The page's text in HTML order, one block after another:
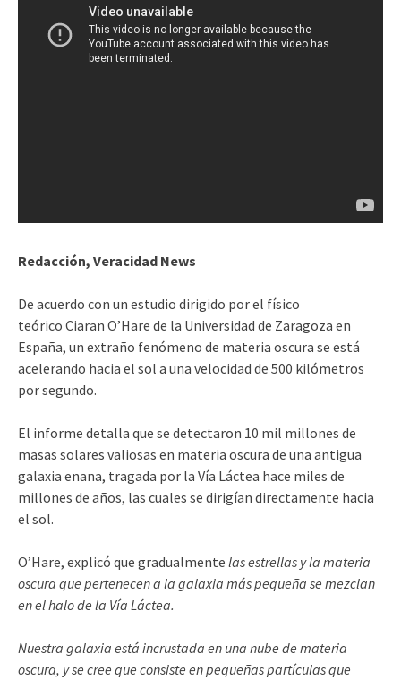
Redacción, Veracidad News
De acuerdo con un estudio dirigido por el físico
teórico Ciaran O’Hare de la Universidad de Zaragoza en
España, un extraño fenómeno de materia oscura se está
acelerando hacia el sol a una velocidad de 500 kilómetros
por segundo.
El informe detalla que se detectaron 10 mil millones de
masas solares valiosas en materia oscura de una antigua
galaxia enana, tragada por la Vía Láctea hace miles de
millones de años, las cuales se dirigían directamente hacia
el sol.
O’Hare, explicó que gradualmente las estrellas y la materia
oscura que pertenecen a la galaxia más pequeña se mezclan
en el halo de la Vía Láctea.
Nuestra galaxia está incrustada en una nube de materia
oscura, y se cree que consiste en pequeñas partículas que